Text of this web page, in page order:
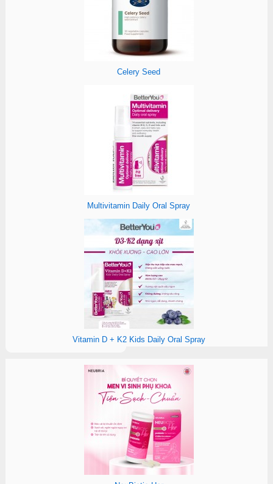
Celery Seed
Multivitamin Daily Oral Spray
Vitamin D + K2 Kids Daily Oral Spray